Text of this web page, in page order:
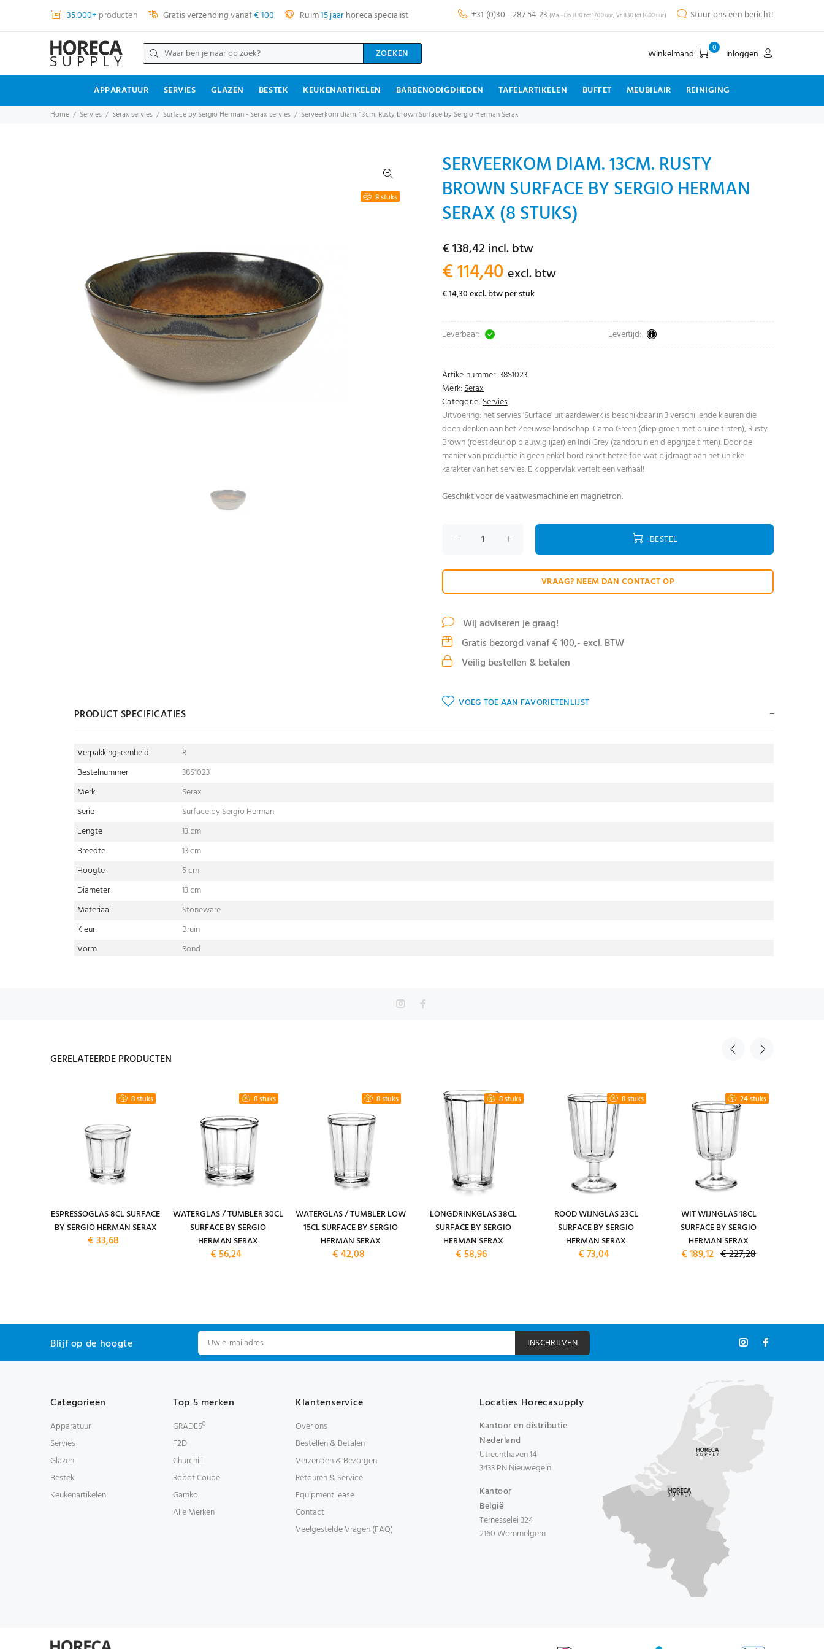
35.000+ producten Gratis verzending vanaf€ 100 Ruim15 jaarhoreca specialist +31 (0)30 - 287 54 23 (Ma. - Do. 8.30 tot 17.00 uur, Vr. 8.30 tot 16.00 uur) Stuur ons een bericht!
ZOEKEN Winkelmand 0 Inloggen
APPARATUUR SERVIES GLAZEN BESTEK KEUKENARTIKELEN BARBENODIGDHEDEN TAFELARTIKELEN BUFFET MEUBILAIR REINIGING
Home Servies Serax servies Surface by Sergio Herman - Serax servies Serveerkom diam. 13cm. Rusty brown Surface by Sergio Herman Serax
8 stuks
SERVEERKOM DIAM. 13CM. RUSTY
BROWN SURFACE BY SERGIO HERMAN
SERAX (8 STUKS)
€ 138,42 incl. btw
€ 114,40 excl. btw
€ 14,30 excl. btw per stuk
Leverbaar: Levertijd:
Artikelnummer:38S1023
Merk:Serax
Categorie:Servies
Uitvoering: het servies 'Surface' uit aardewerk is beschikbaar in 3 verschillende kleuren die
doen denken aan het Zeeuwse landschap: Camo Green (diep groen met bruine tinten), Rusty
Brown (roestkleur op blauwig ijzer) en Indi Grey (zandbruin en diepgrijze tinten). Door de
manier van productie is geen enkel bord exact hetzelfde wat bijdraagt aan het unieke
karakter van het servies. Elk oppervlak vertelt een verhaal!
Geschikt voor de vaatwasmachine en magnetron.
BESTEL
VRAAG? NEEM DAN CONTACT OP
Wij adviseren je graag!
Gratis bezorgd vanaf € 100,- excl. BTW
Veilig bestellen & betalen
VOEG TOE AAN FAVORIETENLIJST
PRODUCT SPECIFICATIES
Verpakkingseenheid
8
Bestelnummer
38S1023
Merk
Serax
Serie
Surface by Sergio Herman
Lengte
13 cm
Breedte
13 cm
Hoogte
5 cm
Diameter
13 cm
Materiaal
Stoneware
Kleur
Bruin
Vorm
Rond
GERELATEERDE PRODUCTEN
8 stuks
ESPRESSOGLAS 8CL SURFACE
BY SERGIO HERMAN SERAX
€ 33,68
8 stuks
WATERGLAS / TUMBLER 30CL
SURFACE BY SERGIO
HERMAN SERAX
€ 56,24
8 stuks
WATERGLAS / TUMBLER LOW
15CL SURFACE BY SERGIO
HERMAN SERAX
€ 42,08
8 stuks
LONGDRINKGLAS 38CL
SURFACE BY SERGIO
HERMAN SERAX
€ 58,96
8 stuks
ROOD WIJNGLAS 23CL
SURFACE BY SERGIO
HERMAN SERAX
€ 73,04
24 stuks
WIT WIJNGLAS 18CL
SURFACE BY SERGIO
HERMAN SERAX
€ 189,12 € 227,28
Blijf op de hoogte INSCHRIJVEN
Categorieën
Apparatuur
Servies
Glazen
Bestek
Keukenartikelen
Top 5 merken
GRADESº
F2D
Churchill
Robot Coupe
Gamko
Alle Merken
Klantenservice
Over ons
Bestellen & Betalen
Verzenden & Bezorgen
Retouren & Service
Equipment lease
Contact
Veelgestelde Vragen (FAQ)
Locaties Horecasupply
Kantoor en distributie
Nederland
Utrechthaven 14
3433 PN Nieuwegein
Kantoor
België
Ternesselei 324
2160 Wommelgem